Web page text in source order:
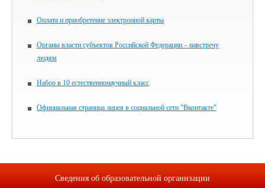
Оплата и приобретение электронной карты
Органы власти субъектов Российской Федерации – навстречу
людям
Набор в 10 естественнонаучный класс
Официальная страница лицея в социальной сети "Вконтакте"
Сведения об образовательной организации